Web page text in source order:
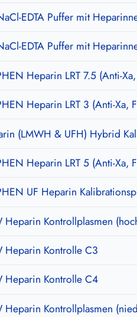
EDTA Puffer mit
EDTA Puffer mit
Heparin LRT 7.5 (Anti-
Heparin LRT 3 (Anti-Xa,
(LMWH & UFH) Hybrid
Heparin LRT 5 (Anti-Xa,
UF Heparin
Heparin Kontrollplasmen
Heparin Kontrolle C3
Heparin Kontrolle C4
Heparin Kontrollplasmen